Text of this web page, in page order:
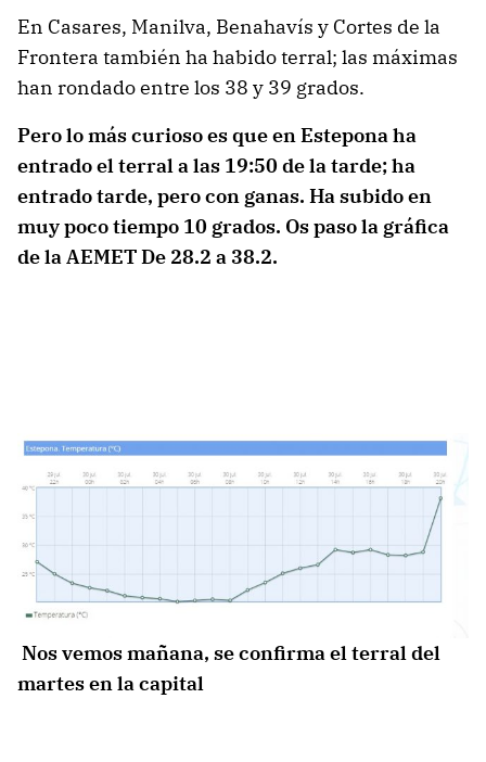
En Casares, Manilva, Benahavís y Cortes de la
Frontera también ha habido terral; las máximas
han rondado entre los 38 y 39 grados.
Pero lo más curioso es que en Estepona ha
entrado el terral a las 19:50 de la tarde; ha
entrado tarde, pero con ganas. Ha subido en
muy poco tiempo 10 grados. Os paso la gráfica
de la AEMET De 28.2 a 38.2.
Nos vemos mañana, se confirma el terral del
martes en la capital